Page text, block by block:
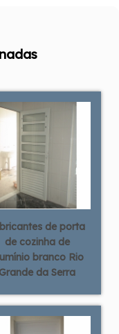
de porta
de cozinha de
branco Rio
Grande da Serra